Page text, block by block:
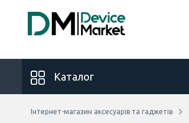
Каталог
Інтернет-магазин аксесуарів та гаджетів